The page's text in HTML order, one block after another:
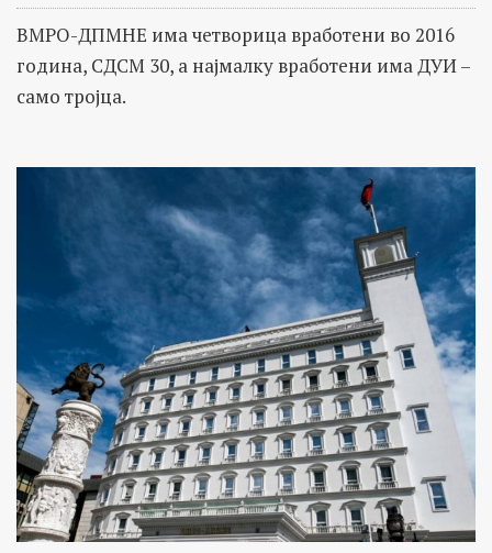
ВМРО-ДПМНЕ има четворица вработени во 2016
година, СДСМ 30, а најмалку вработени има ДУИ –
само тројца.